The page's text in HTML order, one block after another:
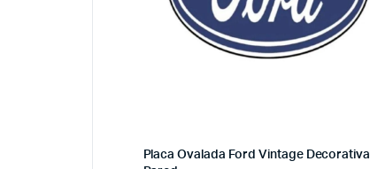
Placa Ovalada Ford Vintage Decorativa